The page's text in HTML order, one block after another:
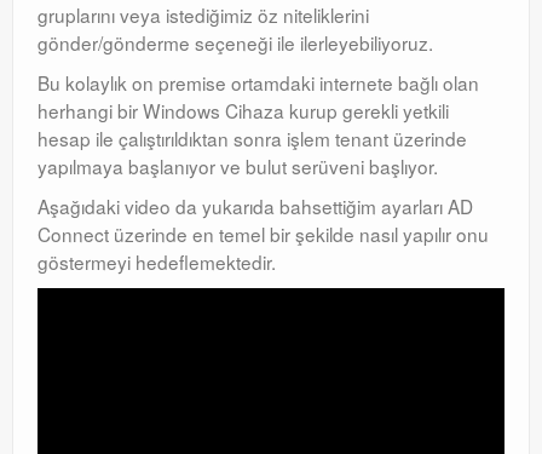
Exchange
gruplarını veya istediğimiz öz niteliklerini
gönder/gönderme seçeneği ile ilerleyebiliyoruz.
Bu kolaylık on premise ortamdaki internete bağlı olan
herhangi bir Windows Cihaza kurup gerekli yetkili
hesap ile çalıştırıldıktan sonra işlem tenant üzerinde
yapılmaya başlanıyor ve bulut serüveni başlıyor.
Aşağıdaki video da yukarıda bahsettiğim ayarları AD
Connect üzerinde en temel bir şekilde nasıl yapılır onu
göstermeyi hedeflemektedir.